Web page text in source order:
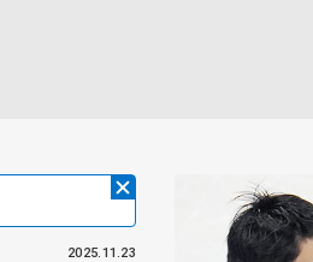
2025.11.23